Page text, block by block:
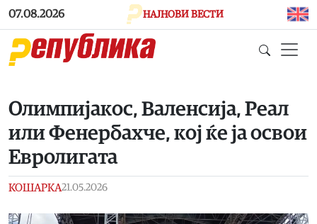
Skip to main content
07.08.2026 НАЈНОВИ ВЕСТИ
Олимпијакос, Валенсија, Реал
или Фенербахче, кој ќе ја освои
Евролигата
КОШАРКА21.05.2026